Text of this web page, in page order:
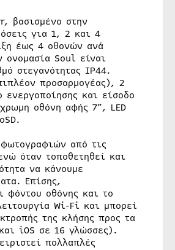
βασισμένο στην
για 1, 2 και 4
έως 4 οθονών ανά
Soul είναι
στεγανότητας IP44.
προσαρμογέας), 2
και είσοδο
οθόνη αφής 7”, LED
από τις
όταν τοποθετηθεί και
να κάνουμε
Επίσης,
φόντου οθόνης και το
Wi-Fi και μπορεί
της κλήσης προς τα
iOS σε 16 γλώσσες).
πολλαπλές